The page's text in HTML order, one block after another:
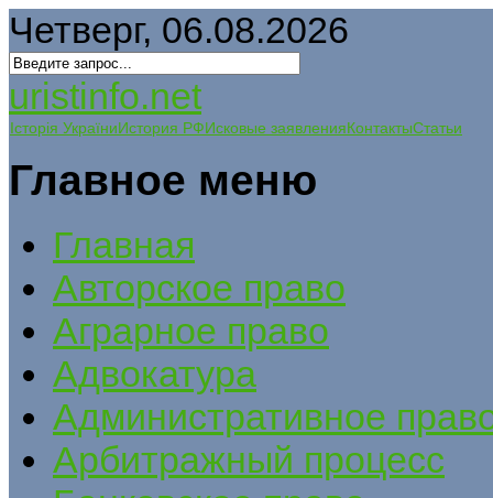
Четверг, 06.08.2026
uristinfo.net
Історія УкраїниИстория РФИсковые заявленияКонтактыСтатьи
Главное меню
Главная
Авторское право
Аграрное право
Адвокатура
Административное
Арбитражный процесс